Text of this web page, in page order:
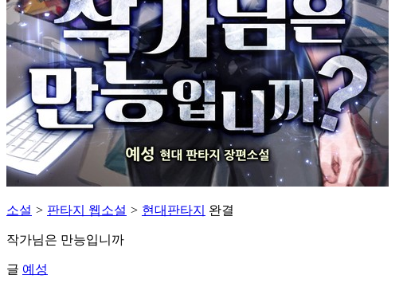
소설 > 판타지 웹소설 > 현대판타지 완결
작가님은 만능입니까
글 예성